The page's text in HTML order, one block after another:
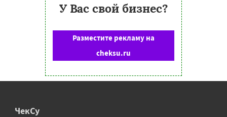
У Вас свой бизнес?
Разместите рекламу на
cheksu.ru
ЧекСу